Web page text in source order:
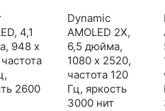
4,1
948 x
2600
Dynamic
AMOLED 2X,
6,5 дюйма,
1080 x 2520,
частота 120
Гц, яркость
3000 нит